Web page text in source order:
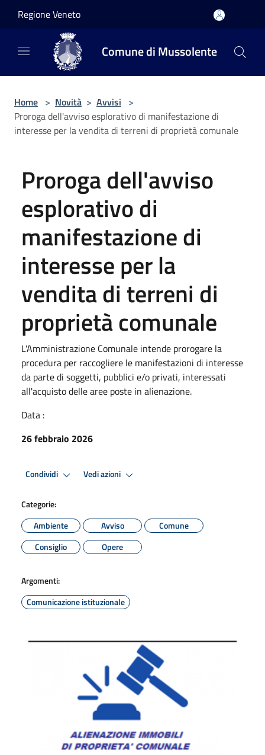
Regione Veneto
Comune di Mussolente
Home > Novità > Avvisi >
Proroga dell'avviso esplorativo di manifestazione di
interesse per la vendita di terreni di proprietà comunale
Proroga dell'avviso
esplorativo di
manifestazione di
interesse per la
vendita di terreni di
proprietà comunale
L'Amministrazione Comunale intende prorogare la
procedura per raccogliere le manifestazioni di interesse
da parte di soggetti, pubblici e/o privati, interessati
all'acquisto delle aree poste in alienazione.
Data :
26 febbraio 2026
Condividi Vedi azioni
Categorie:
Ambiente
Avviso
Comune
Consiglio
Opere
Argomenti:
Comunicazione istituzionale